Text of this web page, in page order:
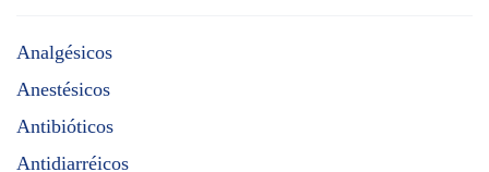
Analgésicos
Anestésicos
Antibióticos
Antidiarréicos